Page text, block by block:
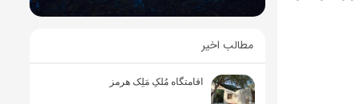
مطالب اخیر
اقامتگاه مُلکِ مَلِک هرمز